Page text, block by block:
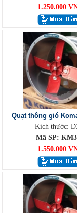
1.250.000
Quạt thông gió
Kích thước:
Mã SP:
1.550.000